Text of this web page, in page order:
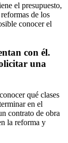
el presupuesto,
de los
conocer el
con él.
una
qué clases
en el
contrato de obra
la reforma y